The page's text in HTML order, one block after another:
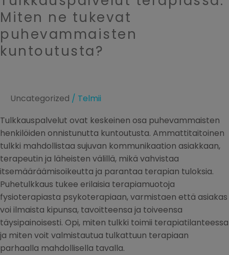
Miten ne tukevat
puhevammaisten
kuntoutusta?
Uncategorized / Telmii
Tulkkauspalvelut ovat keskeinen osa puhevammaisten
henkilöiden onnistunutta kuntoutusta. Ammattitaitoinen
tulkki mahdollistaa sujuvan kommunikaation asiakkaan,
terapeutin ja läheisten välillä, mikä vahvistaa
itsemääräämisoikeutta ja parantaa terapian tuloksia.
Puhetulkkaus tukee erilaisia terapiamuotoja
fysioterapiasta psykoterapiaan, varmistaen että asiakas
voi ilmaista kipunsa, tavoitteensa ja toiveensa
täysipainoisesti. Opi, miten tulkki toimii terapiatilanteessa
ja miten voit valmistautua tulkattuun terapiaan
parhaalla mahdollisella tavalla.
terapiassa:
Miten
ne
tukevat